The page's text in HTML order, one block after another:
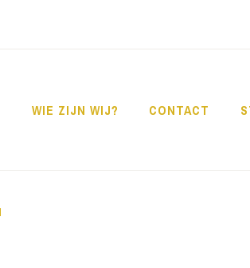
WIE ZIJN WIJ? CONTACT